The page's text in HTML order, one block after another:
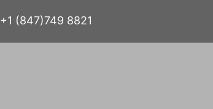
+1 (847)749 8821